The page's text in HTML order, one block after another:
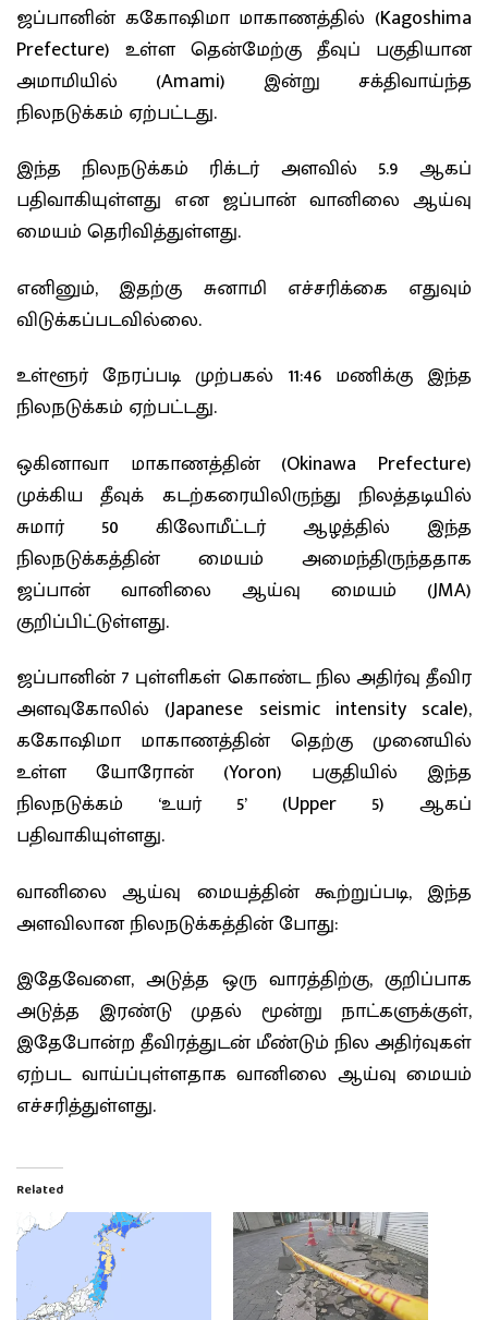
ஜப்பானின் ககோஷிமா மாகாணத்தில் (Kagoshima
Prefecture) உள்ள தென்மேற்கு தீவுப் பகுதியான
அமாமியில் (Amami) இன்று சக்திவாய்ந்த
நிலநடுக்கம் ஏற்பட்டது.
இந்த நிலநடுக்கம் ரிக்டர் அளவில் 5.9 ஆகப்
பதிவாகியுள்ளது என ஜப்பான் வானிலை ஆய்வு
மையம் தெரிவித்துள்ளது.
எனினும், இதற்கு சுனாமி எச்சரிக்கை எதுவும்
விடுக்கப்படவில்லை.
உள்ளூர் நேரப்படி முற்பகல் 11:46 மணிக்கு இந்த
நிலநடுக்கம் ஏற்பட்டது.
ஒகினாவா மாகாணத்தின் (Okinawa Prefecture)
முக்கிய தீவுக் கடற்கரையிலிருந்து நிலத்தடியில்
சுமார் 50 கிலோமீட்டர் ஆழத்தில் இந்த
நிலநடுக்கத்தின் மையம் அமைந்திருந்ததாக
ஜப்பான் வானிலை ஆய்வு மையம் (JMA)
குறிப்பிட்டுள்ளது.
ஜப்பானின் 7 புள்ளிகள் கொண்ட நில அதிர்வு தீவிர
அளவுகோலில் (Japanese seismic intensity scale),
ககோஷிமா மாகாணத்தின் தெற்கு முனையில்
உள்ள யோரோன் (Yoron) பகுதியில் இந்த
நிலநடுக்கம் ‘உயர் 5’ (Upper 5) ஆகப்
பதிவாகியுள்ளது.
வானிலை ஆய்வு மையத்தின் கூற்றுப்படி, இந்த
அளவிலான நிலநடுக்கத்தின் போது:
இதேவேளை, அடுத்த ஒரு வாரத்திற்கு, குறிப்பாக
அடுத்த இரண்டு முதல் மூன்று நாட்களுக்குள்,
இதேபோன்ற தீவிரத்துடன் மீண்டும் நில அதிர்வுகள்
ஏற்பட வாய்ப்புள்ளதாக வானிலை ஆய்வு மையம்
எச்சரித்துள்ளது.
Related